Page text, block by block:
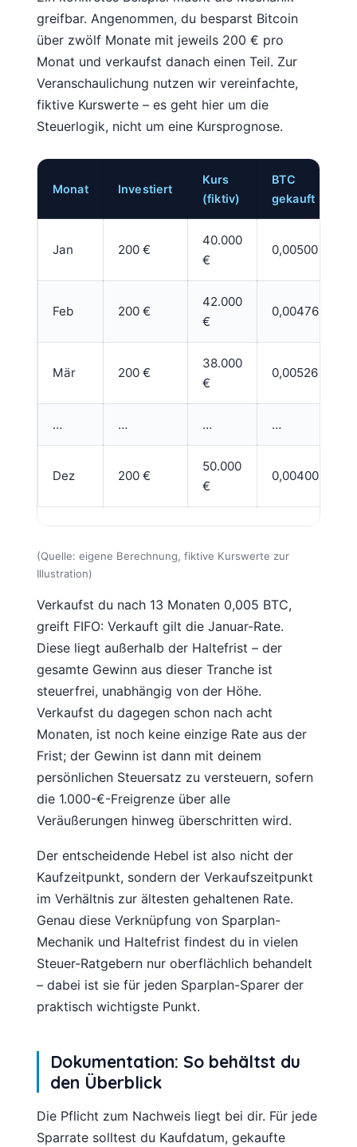
greifbar. Angenommen, du besparst Bitcoin
über zwölf Monate mit jeweils 200 € pro
Monat und verkaufst danach einen Teil. Zur
Veranschaulichung nutzen wir vereinfachte,
fiktive Kurswerte – es geht hier um die
Steuerlogik, nicht um eine Kursprognose.
Monat Investiert
Kurs
(fiktiv)
BTC
gekauft
Jan 200 €
40.000
€
0,00500
Feb 200 €
42.000
€
0,00476
Mär 200 €
38.000
€
0,00526
… … … …
Dez 200 €
50.000
€
0,00400
(Quelle: eigene Berechnung, fiktive Kurswerte zur
Illustration)
Verkaufst du nach 13 Monaten 0,005 BTC,
greift FIFO: Verkauft gilt die Januar-Rate.
Diese liegt außerhalb der Haltefrist – der
gesamte Gewinn aus dieser Tranche ist
steuerfrei, unabhängig von der Höhe.
Verkaufst du dagegen schon nach acht
Monaten, ist noch keine einzige Rate aus der
Frist; der Gewinn ist dann mit deinem
persönlichen Steuersatz zu versteuern, sofern
die 1.000-€-Freigrenze über alle
Veräußerungen hinweg überschritten wird.
Der entscheidende Hebel ist also nicht der
Kaufzeitpunkt, sondern der Verkaufszeitpunkt
im Verhältnis zur ältesten gehaltenen Rate.
Genau diese Verknüpfung von Sparplan-
Mechanik und Haltefrist findest du in vielen
Steuer-Ratgebern nur oberflächlich behandelt
– dabei ist sie für jeden Sparplan-Sparer der
praktisch wichtigste Punkt.
Dokumentation: So behältst du
den Überblick
Die Pflicht zum Nachweis liegt bei dir. Für jede
Sparrate solltest du Kaufdatum, gekaufte